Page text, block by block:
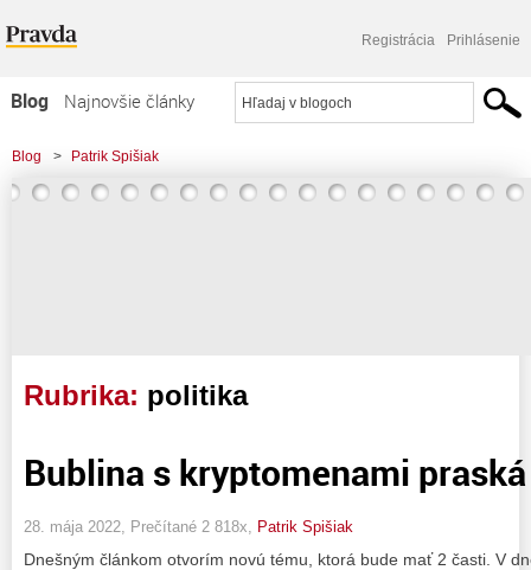
Registrácia Prihlásenie
Blog
Najnovšie články
Najčítanejšie články
Najkomentovanejšie články
Blog > Patrik Spišiak
Rubrika: politika
Bublina s kryptomenami praská
28. mája 2022, Prečítané 2 818x, Patrik Spišiak
Dnešným článkom otvorím novú tému, ktorá bude mať 2 časti. V